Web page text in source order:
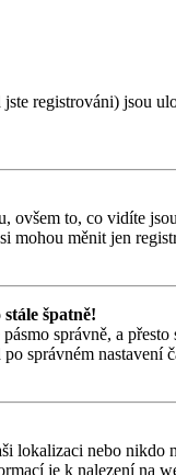
registrováni) jsou
ovšem to, co vidíte
mohou měnit jen
špatně!
správně, a
správném nastavení
lokalizaci nebo nikdo
je k nalezení na